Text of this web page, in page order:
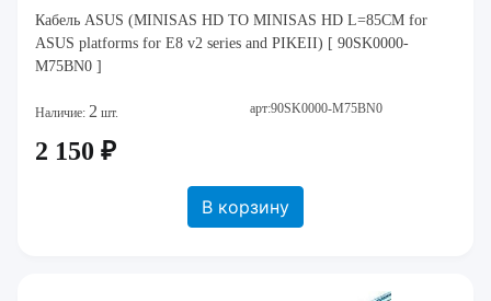
Кабель ASUS (MINISAS HD TO MINISAS HD L=85CM for
ASUS platforms for E8 v2 series and PIKEII) [ 90SK0000-
M75BN0 ]
Наличие: 2 шт. арт:90SK0000-M75BN0
2 150 ₽
В корзину